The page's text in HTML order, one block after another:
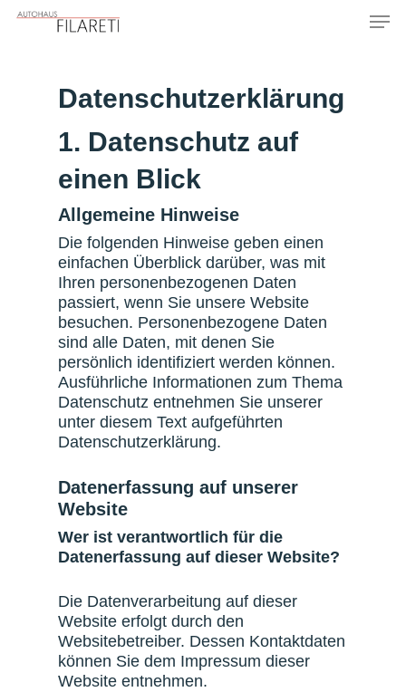
Skip
Datenschutzerklärung
1. Datenschutz auf
einen Blick
Allgemeine Hinweise
Die folgenden Hinweise geben einen
einfachen Überblick darüber, was mit
Ihren personenbezogenen Daten
passiert, wenn Sie unsere Website
besuchen. Personenbezogene Daten
sind alle Daten, mit denen Sie
persönlich identifiziert werden können.
Ausführliche Informationen zum Thema
Datenschutz entnehmen Sie unserer
unter diesem Text aufgeführten
Datenschutzerklärung.
Datenerfassung auf unserer
Website
Wer ist verantwortlich für die
Datenerfassung auf dieser Website?
Die Datenverarbeitung auf dieser
Website erfolgt durch den
Websitebetreiber. Dessen Kontaktdaten
können Sie dem Impressum dieser
Website entnehmen.